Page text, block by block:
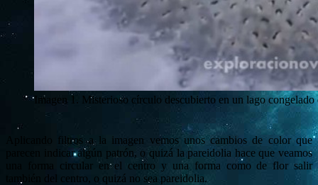
Imagen 1. Misterioso círculo descubierto en un lago congelado
Aplicando filtros a la imagen vemos unos cambios de color que
parecen indicar algún patrón, o quizá la pareidolia hace que veamos
una forma circular en el centro y una forma como de flor salir
también del centro, o quizá no sea pareidolia.